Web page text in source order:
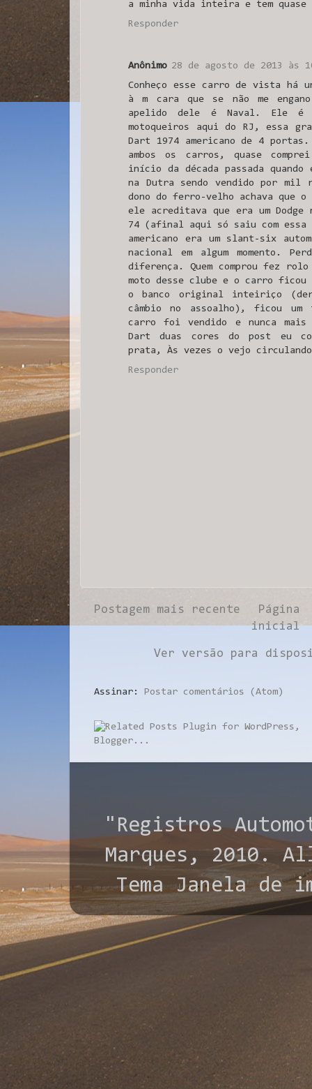
a minha vida inteira e tem quase
Responder
Anônimo 28 de agosto de 2013 às
Conheço esse carro de vista há
à m cara que se não me
apelido dele é Naval. Ele é
motoqueiros aqui do RJ, essa
Dart 1974 americano de 4
ambos os carros, quase
início da década passada
na Dutra sendo vendido por mil
dono do ferro-velho achava que
ele acreditava que era um Dodge
74 (afinal aqui só saiu com essa
americano era um slant-six
nacional em algum momento.
diferença. Quem comprou fez
moto desse clube e o carro ficou
o banco original inteiriço
câmbio no assoalho), ficou um
carro foi vendido e nunca
Dart duas cores do post eu
prata, Às vezes o vejo
Responder
Postagem mais recente
Página
inicial
Ver versão para
Assinar: Postar comentários (Atom)
"Registros
Marques, 2010.
Tema Janela de